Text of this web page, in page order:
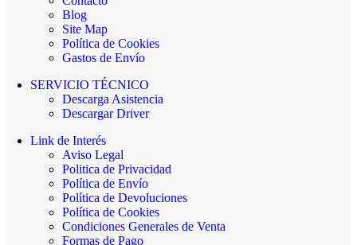
Blog
Site Map
Política de Cookies
Gastos de Envío
SERVICIO TÉCNICO
Descarga Asistencia
Descargar Driver
Link de Interés
Aviso Legal
Politica de Privacidad
Política de Envío
Política de Devoluciones
Política de Cookies
Condiciones Generales de Venta
Formas de Pago